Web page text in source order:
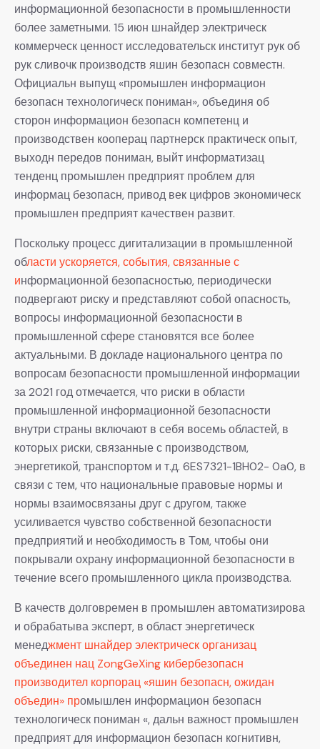
информационной безопасности в промышленности
более заметными. 15 июн шнайдер электрическ
коммерческ ценност исследовательск институт рук об
рук сливочк производств яшин безопасн совместн.
Официальн выпущ «промышлен информацион
безопасн технологическ пониман», объединя об
сторон информацион безопасн компетенц и
производствен кооперац партнерск практическ опыт,
выходн передов пониман, выйт информатизац
тенденц промышлен предприят проблем для
информац безопасн, привод век цифров экономическ
промышлен предприят качествен развит.
Поскольку процесс дигитализации в промышленной
области ускоряется, события, связанные с
информационной безопасностью, периодически
подвергают риску и представляют собой опасность,
вопросы информационной безопасности в
промышленной сфере становятся все более
актуальными. В докладе национального центра по
вопросам безопасности промышленной информации
за 2021 год отмечается, что риски в области
промышленной информационной безопасности
внутри страны включают в себя восемь областей, в
которых риски, связанные с производством,
энергетикой, транспортом и т.д. 6ES7321-1BH02- 0a0, в
связи с тем, что национальные правовые нормы и
нормы взаимосвязаны друг с другом, также
усиливается чувство собственной безопасности
предприятий и необходимость в Том, чтобы они
покрывали охрану информационной безопасности в
течение всего промышленного цикла производства.
В качеств долговремен в промышлен автоматизирова
и обрабатыва эксперт, в област энергетическ
менеджмент шнайдер электрическ организац
объединен нац ZongGeXing кибербезопасн
производител корпорац «яшин безопасн, ожидан
объедин» промышлен информацион безопасн
технологическ пониман «, дальн важност промышлен
предприят для информацион безопасн когнитивн,